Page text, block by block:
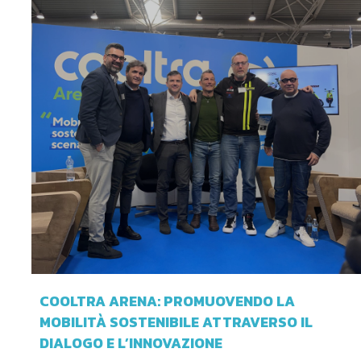
COOLTRA ARENA: PROMUOVENDO LA
MOBILITÀ SOSTENIBILE ATTRAVERSO IL
DIALOGO E L’INNOVAZIONE